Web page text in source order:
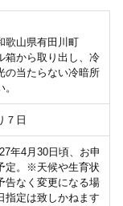
歌山県有田川町
箱から取り出し、冷
の当たらない冷暗所
７日
年4月30日頃、お申
定。※天候や生育状
告なく変更になる場
指定は致しかねます